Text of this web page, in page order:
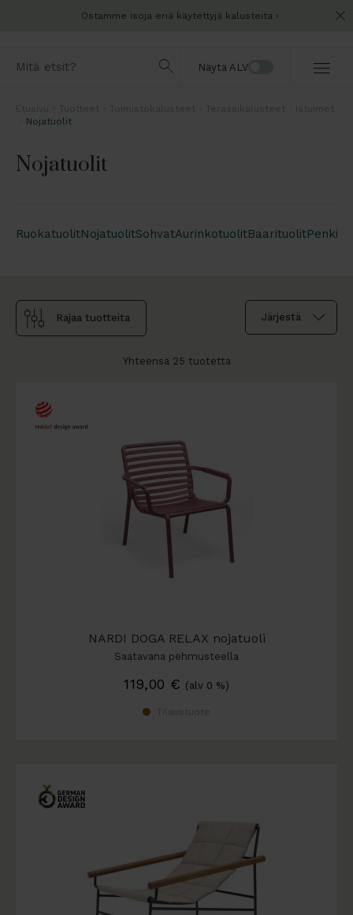
Ostamme isoja eriä käytettyjä kalusteita
Näytä ALV
Nojatuolit
Nojatuolit
RuokatuolitNojatuolitSohvatAurinkotuolitBaarituolitPenkit,
Rajaa tuotteita
Yhteensä 25 tuotetta
NARDI DOGA RELAX nojatuoli
Saatavana pehmusteella
119,00 € (alv 0 %)